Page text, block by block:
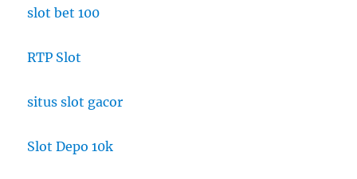
slot bet 100
RTP Slot
situs slot gacor
Slot Depo 10k